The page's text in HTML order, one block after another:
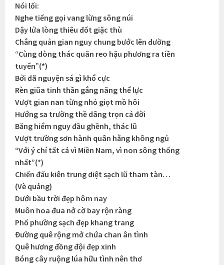
Nói lối:
Nghe tiếng gọi vang lừng sông núi
Dậy lửa lòng thiêu đốt giặc thù
Chẳng quản gian nguy chung bước lên đường
“Cùng dòng thác quân reo hậu phương ra tiền
tuyến”(*)
Bởi đã nguyện sá gì khổ cực
Rèn giũa tinh thần gắng nâng thể lực
Vượt gian nan từng nhỏ giọt mồ hôi
Hướng sa trường thề dâng trọn cả đời
Băng hiểm nguy đầu ghềnh, thác lũ
Vượt trường sơn hành quân hằng không ngủ
“Với ý chí tất cả vì Miền Nam, vì non sông thống
nhất”(*)
Chiến đấu kiên trung diệt sạch lũ tham tàn…
(Vè quảng)
Dưới bầu trời đẹp hôm nay
Muôn hoa đua nở cờ bay rộn ràng
Phố phường sạch đẹp khang trang
Đường quê rộng mở chứa chan ân tình
Quê hương đồng đội đẹp xinh
Bóng cây ruộng lúa hữu tình nên thơ